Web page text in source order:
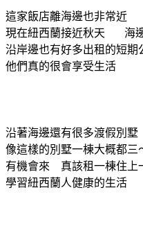
這家飯店離海邊也非常近
現在紐西蘭接近秋天 海
沿岸邊也有好多出租的短期
他們真的很會享受生活
沿著海邊還有很多渡假別墅
像這樣的別墅一棟大概都三
有機會來 真該租一棟住上
學習紐西蘭人健康的生活